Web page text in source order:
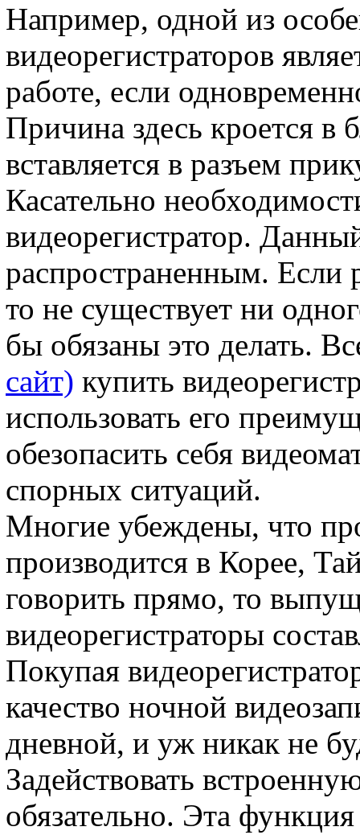
Например, одной из
видеорегистраторов
работе, если
Причина здесь кроется в
вставляется в разъем
Касательно
видеорегистратор.
распространенным. Если
то не существует ни
бы обязаны это делать.
сайт) купить
использовать его
обезопасить себя
спорных ситуаций.
Многие убеждены, что
производится в Корее,
говорить прямо, то
видеорегистраторы
Покупая
качество ночной
дневной, и уж никак не
Задействовать
обязательно. Эта